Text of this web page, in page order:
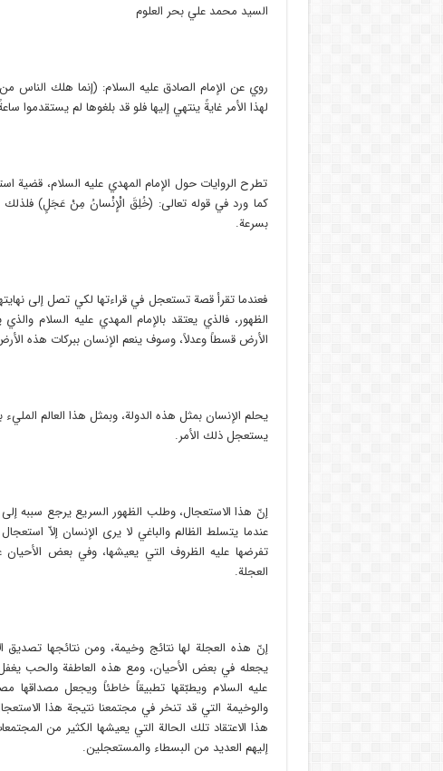
السيد محمد علي بحر العلوم
روي عن الإمام الصادق عليه السلام: (إنما هلك الناس
لهذا الأمر غايةً ينتهي إليها فلو قد بلغوها لم يستقدموا
تطرح الروايات حول الإمام المهدي عليه السلام، قضية
كما ورد في قوله تعالى: (خُلِقَ الْإِنْسانُ مِنْ عَجَلٍ) فلذلك
بسرعة.
فعندما تقرأ قصة تستعجل في قراءتها لكي تصل إلى
الظهور، فالذي يعتقد بالإمام المهدي عليه السلام
الأرض قسطاً وعدلاً، وسوف ينعم الإنسان ببركات هذه الأرض
يحلم الإنسان بمثل هذه الدولة، وبمثل هذا العالم المليء
يستعجل ذلك الأمر.
إنّ هذا الاستعجال، وطلب الظهور السريع يرجع سببه
عندما يتسلط الظالم والباغي لا يرى الإنسان إلاّ
تفرضها عليه الظروف التي يعيشها، وفي بعض الأحيان
العجلة.
إنّ هذه العجلة لها نتائج وخيمة، ومن نتائجها تصديق
يجعله في بعض الأحيان، ومع هذه العاطفة والحب
عليه السلام ويطبّقها تطبيقاً خاطئاً ويجعل مصداقها
والوخيمة التي قد تنخر في مجتمعنا نتيجة هذا
هذا الاعتقاد تلك الحالة التي يعيشها الكثير من
إليهم العديد من البسطاء والمستعجلين.